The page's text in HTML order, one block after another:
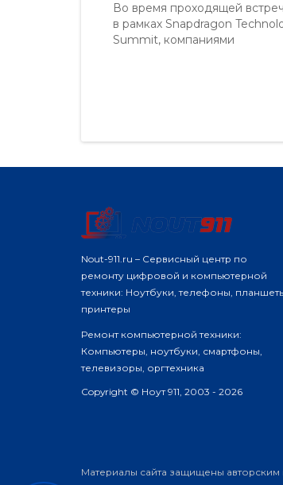
Во время проходящей
в рамках Snapdragon
Summit, компаниями
сети (с..
Nout-911.ru – Сервисный центр по
ремонту цифровой и компьютерной
техники: Ноутбуки, телефоны,
принтеры
Ремонт компьютерной техники:
Компьютеры, ноутбуки, смартфоны,
телевизоры, оргтехника
Copyright © Ноут 911, 2003 - 2026
Материалы сайта защищены авторским